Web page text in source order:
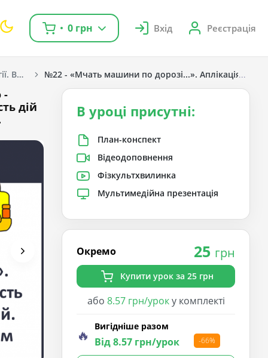
0 грн Вхід Реєстрація
Дизайн і технології. Волощенко О. В., Козак О. П., Остапенко Г. С. 1 клас. [2018-2022] №22 - «Мчать машини по дорозі...». Аплікація з
-
дій
В уроці присутні:
План-конспект
Відеодоповнення
Фізкультхвилинка
Мультимедійна презентація
Окремо 25 грн
Купити урок за 25 грн
або 8.57 грн/уроку комплекті
🔥 Вигідніше разом
Від 8.57 грн/урок -66%